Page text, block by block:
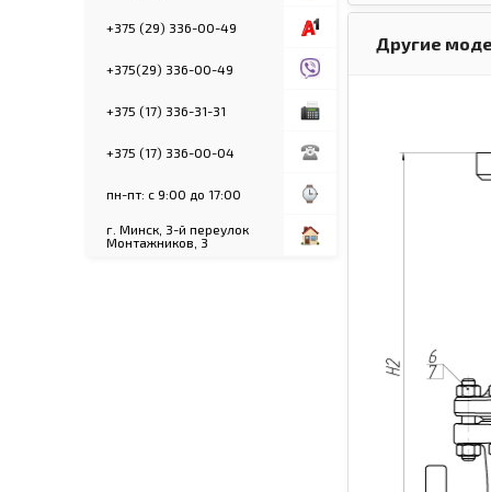
+375 (29) 336-00-49
+375(29) 336-00-49
+375 (17) 336-31-31
+375 (17) 336-00-04
пн-пт: с 9:00 до 17:00
г. Минск, 3-й переулок
Монтажников, 3
Другие